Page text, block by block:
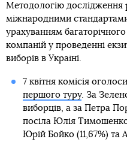
Методологію дослідження
міжнародними
урахуванням
компаній у проведенні
виборів в Україні.
7 квітня комісія
першого туру. За
виборців, а за Петра
посіла Юлія Тимошенко
Юрій Бойко (11,67%) та